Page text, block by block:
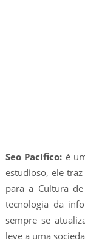
Seo Pacífico: é
estudioso, ele
para a Cultura
tecnologia da
sempre se
leve a uma